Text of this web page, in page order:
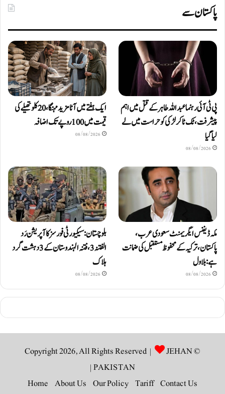
پاکستان سے
پی ٹی آئی رہنما عبداللہ طاہر کے قتل میں اہم
پیشرفت، ٹک ٹاکر لڑکی کو حراست میں لے
لیا گیا
08/08/2026
ایک ہفتے میں آٹا مزید مہنگا، 20 کلو تھیلے کی
قیمت میں 100 روپے تک اضافہ
08/08/2026
مکہ ڈیفنس ایگریمنٹ سعودی عرب،
پاکستان، ترکیہ کے محفوظ مستقبل کی ضمانت
ہے: بلاول
08/08/2026
بلوچستان: سیکیورٹی فورسز کا آپریشن رَد
الفتنہ 3، فتنہ الہندوستان کے 3 دہشت گرد
ہلاک
08/08/2026
© Copyright 2026, All Rights Reserved |
JEHAN
PAKISTAN
|
Contact Us
Tariff
Our Policy
About Us
Home